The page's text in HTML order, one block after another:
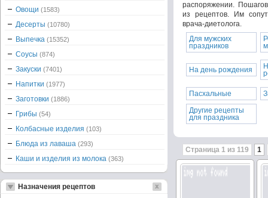
распоряжении.
из рецептов. Им
врача-диетолога.
Для мужских
праздников
На день рождения
Пасхальные
Другие рецепты
для праздника
Страница 1 из 119 1
Овощи (1583)
Десерты (10780)
Выпечка (15352)
Соусы (874)
Закуски (7401)
Напитки (1977)
Заготовки (1886)
Грибы (54)
Колбасные изделия (103)
Блюда из лаваша (293)
Каши и изделия из молока (363)
Назначения рецептов